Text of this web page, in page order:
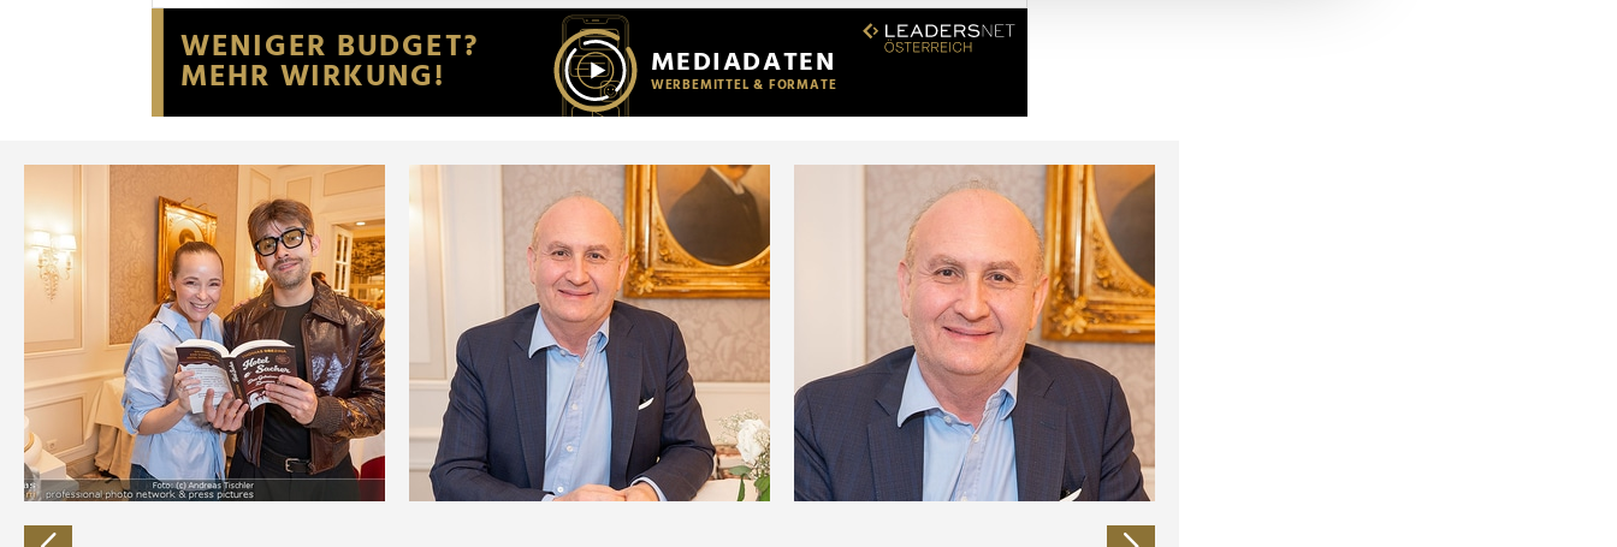
Website an unsere Partner für soziale Medien, Werbung und Analysen weiter. Unsere Partner führen diese Informationen
möglicherweise mit weiteren Daten zusammen, die Sie ihnen bereitgestellt haben oder die sie im Rahmen Ihrer Nutzung
der Dienste gesammelt haben.